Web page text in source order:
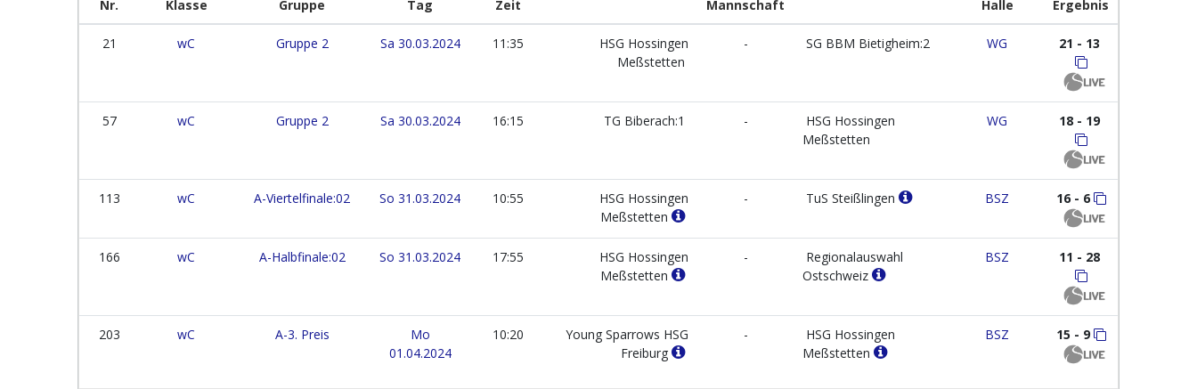
Nr.
Klasse Gruppe Tag Zeit Mannschaft Halle Ergebnis
21 wC Gruppe 2 Sa 30.03.2024 11:35
HSG Hossingen
Meßstetten
- SG BBM Bietigheim:2 WG 21 - 13
57 wC Gruppe 2 Sa 30.03.2024 16:15 TG Biberach:1 -
HSG Hossingen
Meßstetten
WG 18 - 19
113 wC A-Viertelfinale:02 So 31.03.2024 10:55
HSG Hossingen
Meßstetten
- TuS Steißlingen BSZ 16 - 6
166 wC A-Halbfinale:02 So 31.03.2024 17:55
HSG Hossingen
Meßstetten
-
Regionalauswahl
Ostschweiz
BSZ 11 - 28
203 wC A-3. Preis
Mo
01.04.2024
10:20
Young Sparrows HSG
Freiburg
-
HSG Hossingen
Meßstetten
BSZ 15 - 9